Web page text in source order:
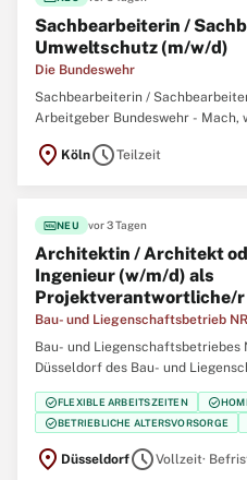
Sachbearbeiterin /
Umweltschutz (m/w/d)
Die Bundeswehr
Sachbearbeiterin /
Arbeitgeber Bundeswehr - Mach,
garantieren wir Sicherheit,
location_on KölnscheduleTeilzeit
fiber_newNEU vor 3 Tagen
Architektin / Architekt
Ingenieur (w/m/d) als
Projektverantwortliche/r
Bau- und Liegenschaftsbetrieb
Bau- und Liegenschaftsbetriebes
Düsseldorf des Bau- und
Nordrhein‑Westfalen (BLB NRW)
Zeitpunkt für die
eine/einen Architektin /
check_circleFLEXIBLE ARBEITSZEITEN check_circle
check_circleBETRIEBLICHE ALTERSVORSORGE
location_on DüsseldorfscheduleVollzeit·